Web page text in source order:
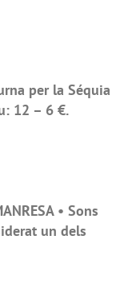
per la Séquia
12 – 6 €.
• Sons
un dels